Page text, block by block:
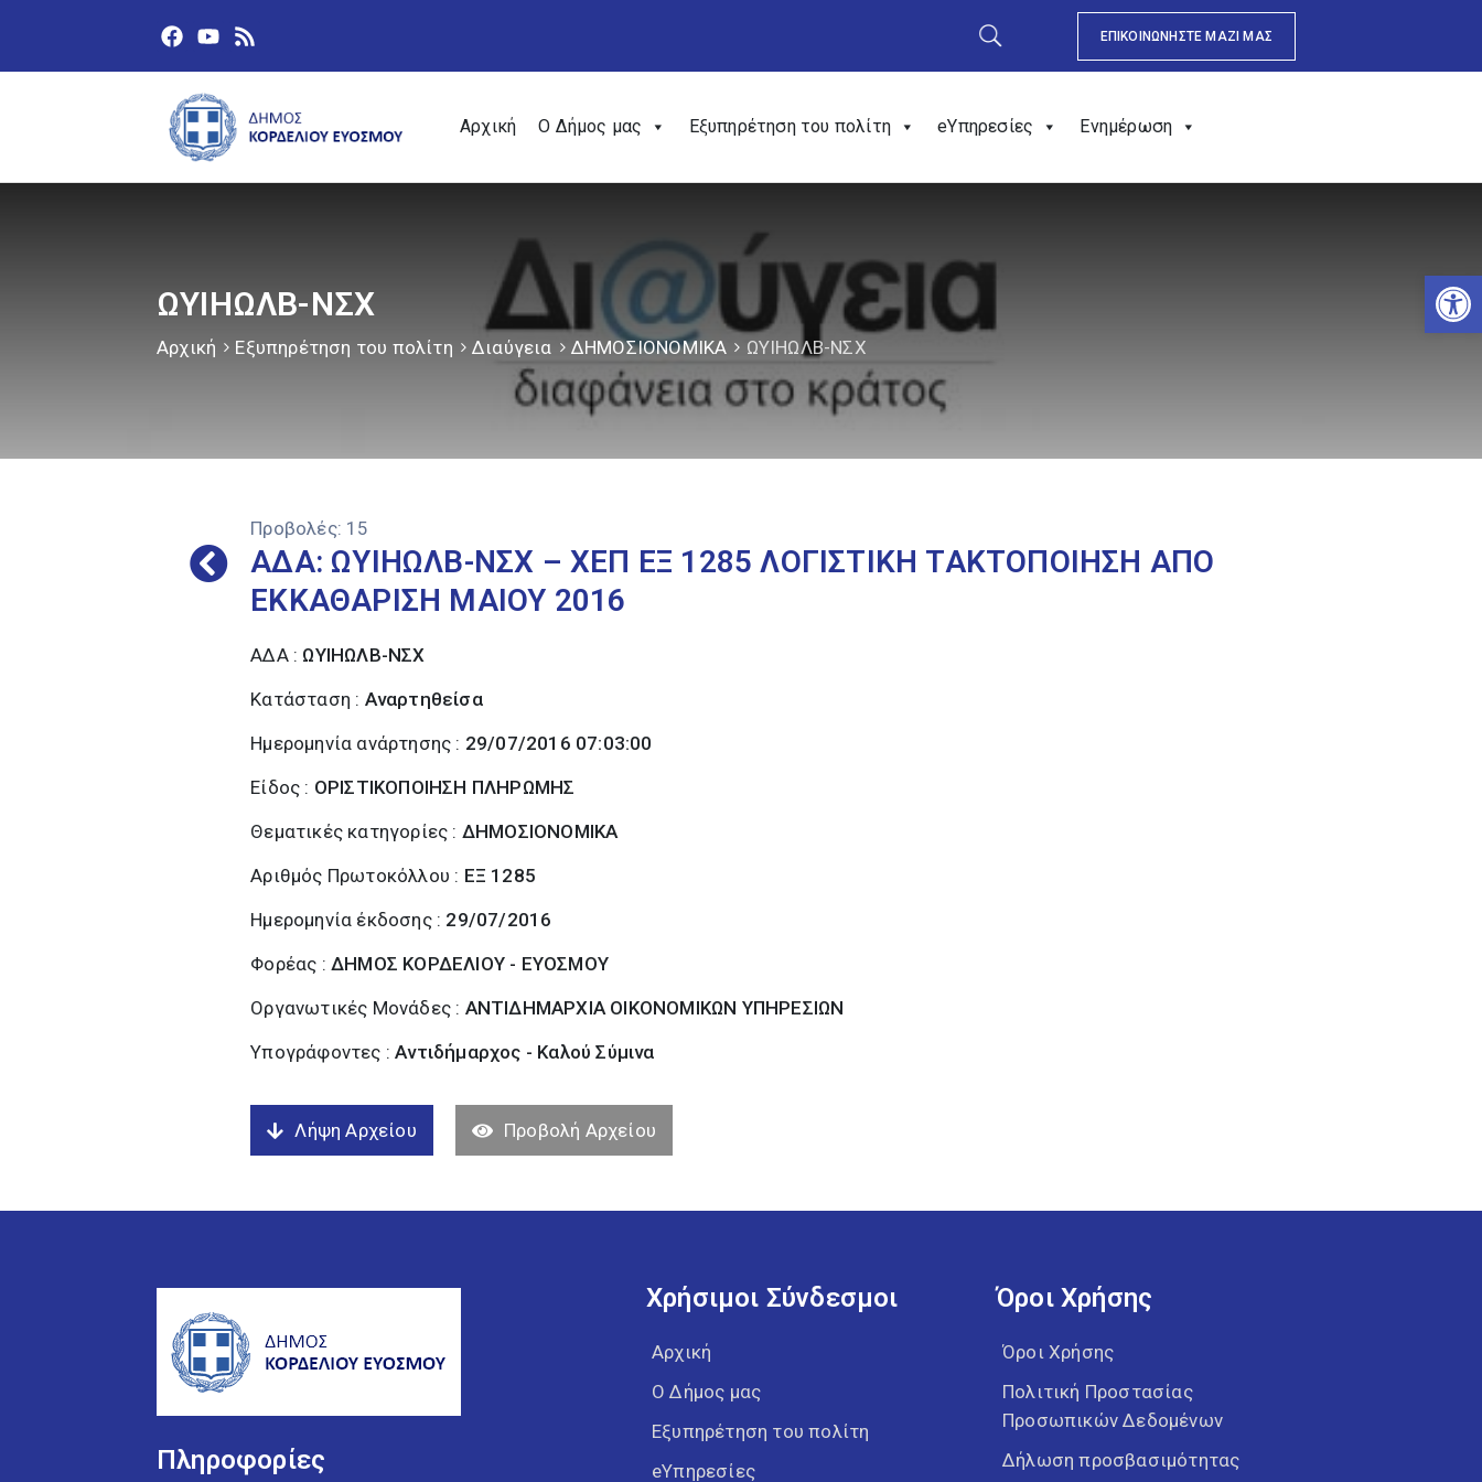
ΕΠΙΚΟΙΝΩΝΗΣΤΕ ΜΑΖΙ ΜΑΣ
Αρχική Ο Δήμος μας Εξυπηρέτηση του πολίτη eΥπηρεσίες Ενημέρωση
ΩΥΙΗΩΛΒ-ΝΣΧ
Αρχική Εξυπηρέτηση του πολίτη Διαύγεια ΔΗΜΟΣΙΟΝΟΜΙΚΑ ΩΥΙΗΩΛΒ-ΝΣΧ
Προβολές: 15
ΑΔΑ: ΩΥΙΗΩΛΒ-ΝΣΧ – ΧΕΠ ΕΞ 1285 ΛΟΓΙΣΤΙΚΗ ΤΑΚΤΟΠΟΙΗΣΗ ΑΠΟ
ΕΚΚΑΘΑΡΙΣΗ ΜΑΙΟΥ 2016
ΑΔΑ : ΩΥΙΗΩΛΒ-ΝΣΧ
Κατάσταση : Αναρτηθείσα
Ημερομηνία ανάρτησης : 29/07/2016 07:03:00
Είδος : ΟΡΙΣΤΙΚΟΠΟΙΗΣΗ ΠΛΗΡΩΜΗΣ
Θεματικές κατηγορίες : ΔΗΜΟΣΙΟΝΟΜΙΚΑ
Αριθμός Πρωτοκόλλου : ΕΞ 1285
Ημερομηνία έκδοσης : 29/07/2016
Φορέας :ΔΗΜΟΣ ΚΟΡΔΕΛΙΟΥ - ΕΥΟΣΜΟΥ
Οργανωτικές Μονάδες : ΑΝΤΙΔΗΜΑΡΧΙΑ ΟΙΚΟΝΟΜΙΚΩΝ ΥΠΗΡΕΣΙΩΝ
Υπογράφοντες :Αντιδήμαρχος - Καλού Σύµινα
Λήψη Αρχείου Προβολή Αρχείου
Πληροφορίες
Χρήσιμοι Σύνδεσμοι
Αρχική
Ο Δήμος μας
Εξυπηρέτηση του πολίτη
eΥπηρεσίες
Όροι Χρήσης
Όροι Χρήσης
Πολιτική Προστασίας
Προσωπικών Δεδομένων
Δήλωση προσβασιμότητας